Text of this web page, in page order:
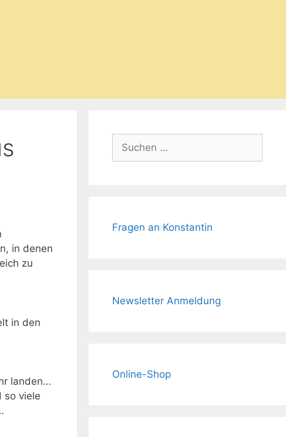
in denen
zu
in den
landen…
so viele
Suchen
nach:
Fragen an Konstantin
Newsletter Anmeldung
Online-Shop